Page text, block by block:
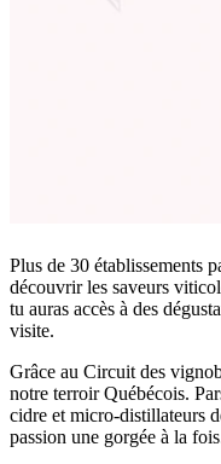
Plus de 30 établissements
découvrir les saveurs
tu auras accès à des
visite.
Grâce au Circuit des
notre terroir Québécois.
cidre et micro-distillateurs
passion une gorgée à la